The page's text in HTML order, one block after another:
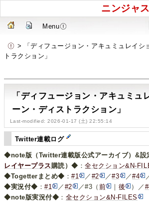
ニンジャ
Menu
> 「ディフュージョン・アキュミュレイシ
トラクション」
「ディフュージョン・アキュミュ
ーン・ディストラクション」
Last-modified: 2026-01-17 (土) 22:55:14
Twitter連載ログ
◆note版（Twitter連載版公式アーカイブ）&設
レイヤープラス購読）◆ ：全セクション&N-
◆Togetterまとめ◆ ：#1 ／ #2 ／#3 ／#4
◆実況付◆ ：#1 ／ #2 ／#3（ 前 ｜ 後 ）／
◆note版実況付◆ ： 全セクション&N-FILES